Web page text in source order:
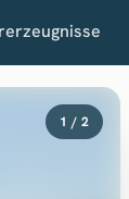
1 / 2